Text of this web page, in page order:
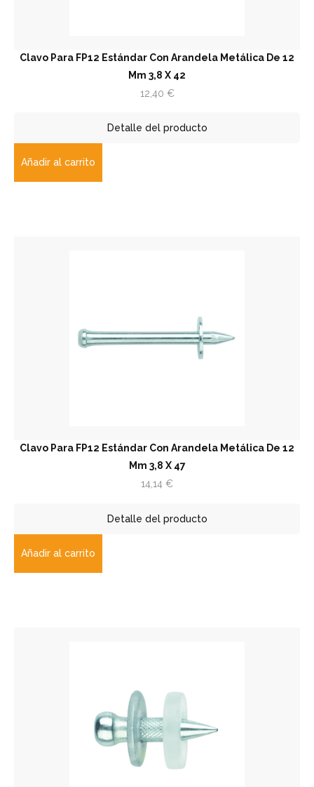
Clavo Para FP12 Estándar Con Arandela Metálica De 12
Mm 3,8 X 42
12,40 €
Detalle del producto
Añadir al carrito
Clavo Para FP12 Estándar Con Arandela Metálica De 12
Mm 3,8 X 47
14,14 €
Detalle del producto
Añadir al carrito